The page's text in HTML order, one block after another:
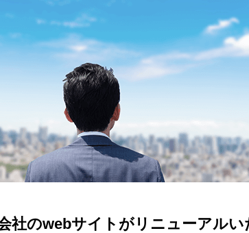
社のwebサイトがリニューアル